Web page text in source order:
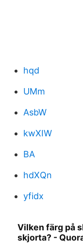
hqd
UMm
AsbW
kwXIW
BA
hdXQn
yfidx
Vilken färg på
skjorta? -